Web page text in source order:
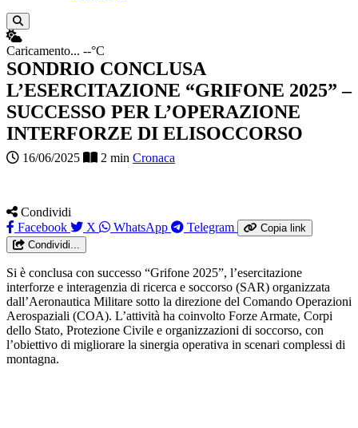
Apri ricerca
Caricamento... --°C
SONDRIO CONCLUSA
L’ESERCITAZIONE “GRIFONE 2025” –
SUCCESSO PER L’OPERAZIONE
INTERFORZE DI ELISOCCORSO
16/06/2025 2 min Cronaca
Condividi
Facebook
X WhatsApp Telegram
Copia link
Condividi...
Si è conclusa con successo “Grifone 2025”, l’esercitazione
interforze e interagenzia di ricerca e soccorso (SAR) organizzata
dall’Aeronautica Militare sotto la direzione del Comando Operazioni
Aerospaziali (COA). L’attività ha coinvolto Forze Armate, Corpi
dello Stato, Protezione Civile e organizzazioni di soccorso, con
l’obiettivo di migliorare la sinergia operativa in scenari complessi di
montagna.